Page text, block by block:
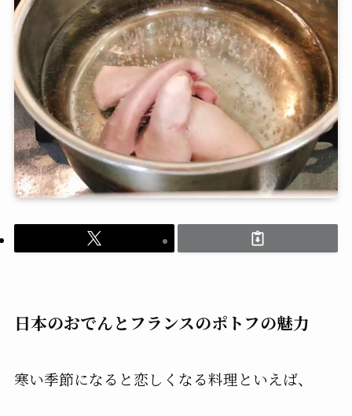
日本のおでんとフランスのポトフの魅力
寒い季節になると恋しくなる料理といえば、